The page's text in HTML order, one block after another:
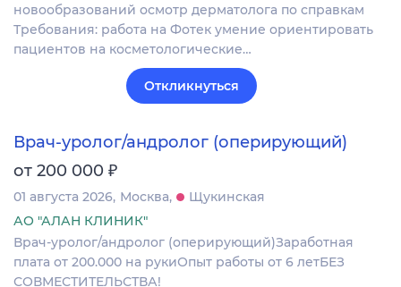
новообразований осмотр дерматолога по справкам
Требования: работа на Фотек умение ориентировать
пациентов на косметологические…
Откликнуться
Врач-уролог/андролог (оперирующий)
от 200 000 ₽
01 августа 2026 Москва
Щукинская
АО "АЛАН КЛИНИК"
Врач-уролог/андролог (оперирующий)Заработная
плата от 200.000 на рукиОпыт работы от 6 летБЕЗ
СОВМЕСТИТЕЛЬСТВА!